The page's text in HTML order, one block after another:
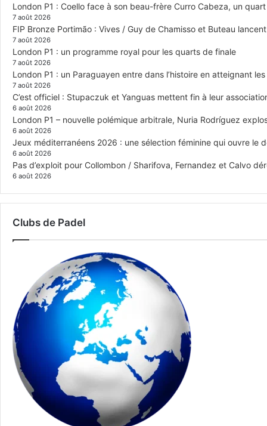
London P1 : Coello face à son beau-frère Curro Cabeza, un
7 août 2026
FIP Bronze Portimão : Vives / Guy de Chamisso et Buteau
7 août 2026
London P1 : un programme royal pour les quarts de finale
7 août 2026
London P1 : un Paraguayen entre dans l’histoire en atteignant
7 août 2026
C’est officiel : Stupaczuk et Yanguas mettent fin à leur
6 août 2026
London P1 – nouvelle polémique arbitrale, Nuria Rodríguez
6 août 2026
Jeux méditerranéens 2026 : une sélection féminine qui ouvre le
6 août 2026
Pas d’exploit pour Collombon / Sharifova, Fernandez et Calvo
6 août 2026
Clubs de Padel